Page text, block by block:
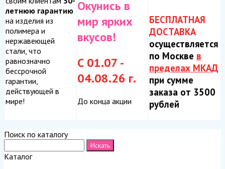
летнюю гарантию
на изделия из
полимера и
нержавеющей
стали, что
равнозначно
бессрочной
гарантии,
действующей в
мире!
Окунись в
мир ярких
вкусов!
С 01.07 -
04.08.26 г.
До конца акции
БЕСПЛАТНАЯ
ДОСТАВКА
осуществляется
по Москве в
пределах МКАД
при сумме
заказа от 3500
рублей
Поиск по каталогу
Каталог